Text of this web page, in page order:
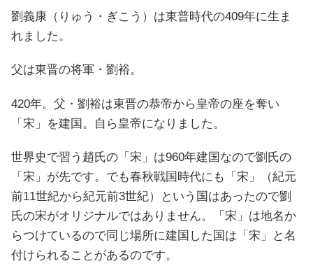
劉義康（りゅう・ぎこう）は東普時代の409年に生ま
れました。
父は東晋の将軍・劉裕。
420年。父・劉裕は東晋の恭帝から皇帝の座を奪い
「宋」を建国。自ら皇帝になりました。
世界史で習う趙氏の「宋」は960年建国なので劉氏の
「宋」が先です。でも春秋戦国時代にも「宋」（紀元
前11世紀から紀元前3世紀）という国はあったので劉
氏の宋がオリジナルではありません。「宋」は地名か
らつけているので同じ場所に建国した国は「宋」と名
付けられることがあるのです。